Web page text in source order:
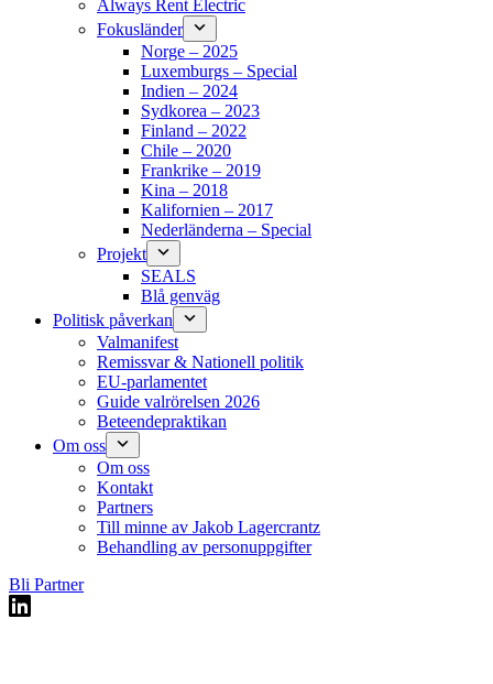
Always Rent Electric
Fokusländer
Norge – 2025
Luxemburgs – Special
Indien – 2024
Sydkorea – 2023
Finland – 2022
Chile – 2020
Frankrike – 2019
Kina – 2018
Kalifornien – 2017
Nederländerna – Special
Projekt
SEALS
Blå genväg
Politisk påverkan
Valmanifest
Remissvar & Nationell politik
EU-parlamentet
Guide valrörelsen 2026
Beteendepraktikan
Om oss
Om oss
Kontakt
Partners
Till minne av Jakob Lagercrantz
Behandling av personuppgifter
Bli Partner